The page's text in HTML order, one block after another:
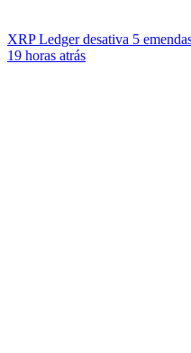
XRP Ledger desativa 5
19 horas atrás